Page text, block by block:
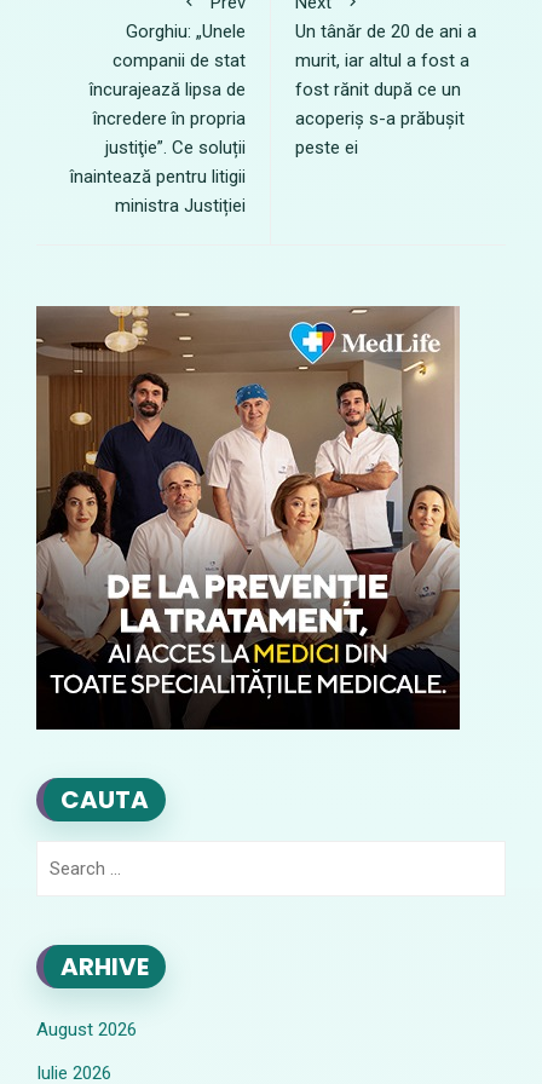
Gorghiu: „Unele
companii de stat
încurajează lipsa de
încredere în propria
justiţie”. Ce soluții
înaintează pentru litigii
ministra Justiției
Un tânăr de 20 de ani a
murit, iar altul a fost a
fost rănit după ce un
acoperiș s-a prăbușit
peste ei
CAUTA
ARHIVE
August 2026
Iulie 2026